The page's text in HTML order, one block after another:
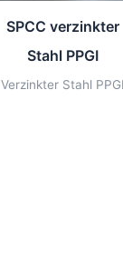
SPCC verzinkter
Stahl PPGI
Verzinkter Stahl PPGI